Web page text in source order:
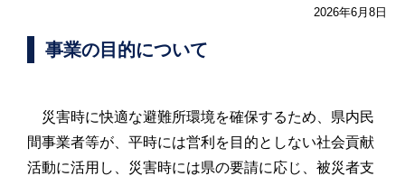
2026年6月8日
事業の目的について
災害時に快適な避難所環境を確保するため、県内民
間事業者等が、平時には営利を目的としない社会貢献
活動に活用し、災害時には県の要請に応じ、被災者支